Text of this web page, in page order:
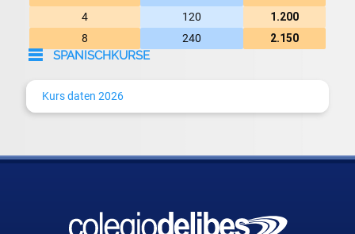
4
120
1.200
8
240 2.150
SPANISCHKURSE
A. Spanische Sprache
C. Spanische Sprache und Literatur
E. Spanische Sprache und Übersetzung
Kurs daten 2026